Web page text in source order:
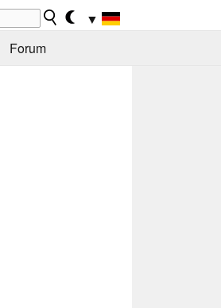
▼
Forum